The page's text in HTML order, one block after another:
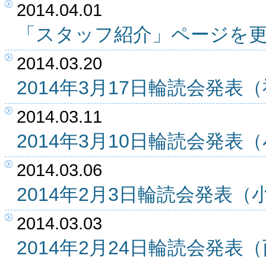
2014.04.01
「スタッフ紹介」ページを
2014.03.20
2014年3月17日輪読会発表
2014.03.11
2014年3月10日輪読会発表
2014.03.06
2014年2月3日輪読会発表
2014.03.03
2014年2月24日輪読会発表